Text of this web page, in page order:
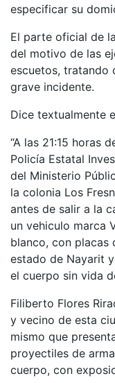
especificar su
El parte oficial de
del motivo de las
escuetos, tratando
grave incidente.
Dice textualmente
“A las 21:15 horas
Policía Estatal
del Ministerio
la colonia Los
antes de salir a la
un vehiculo marca
blanco, con placas
estado de Nayarit
el cuerpo sin vida
Filiberto Flores
y vecino de esta
mismo que
proyectiles de
cuerpo, con